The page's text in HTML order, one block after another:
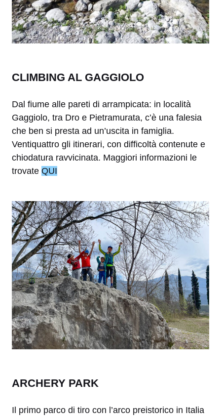
CLIMBING AL GAGGIOLO
Dal fiume alle pareti di arrampicata: in località
Gaggiolo, tra Dro e Pietramurata, c’è una falesia
che ben si presta ad un’uscita in famiglia.
Ventiquattro gli itinerari, con difficoltà contenute e
chiodatura ravvicinata. Maggiori informazioni le
trovate QUI
ARCHERY PARK
Il primo parco di tiro con l’arco preistorico in Italia